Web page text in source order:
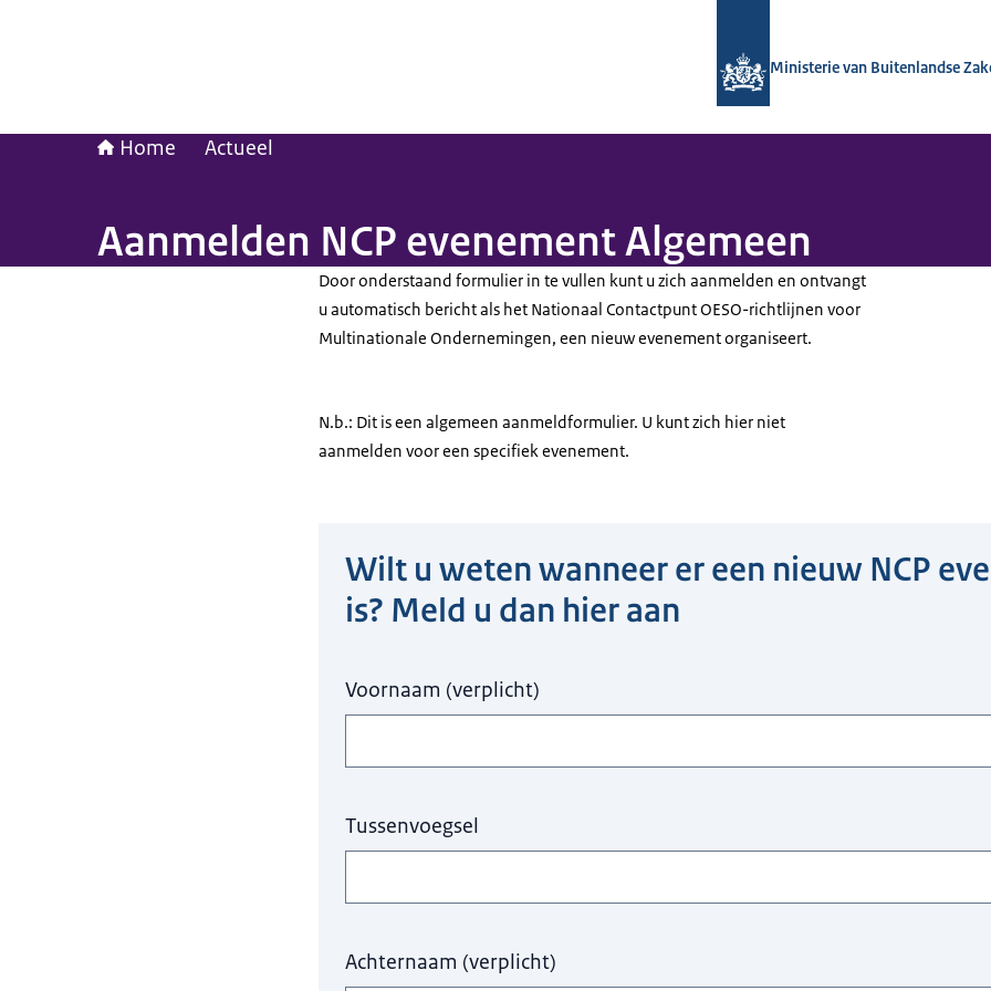
Ministerie van Buitenlandse
Home Actueel
Aanmelden NCP evenement Algemeen
Door onderstaand formulier in te vullen kunt u zich aanmelden en ontvangt
u automatisch bericht als het Nationaal Contactpunt OESO-richtlijnen voor
Multinationale Ondernemingen, een nieuw evenement organiseert.
N.b.: Dit is een algemeen aanmeldformulier. U kunt zich hier niet
aanmelden voor een specifiek evenement.
Wilt u weten wanneer er een nieuw NCP
is? Meld u dan hier aan
Voornaam (verplicht)
Tussenvoegsel
Achternaam (verplicht)
Hier niets invullen a.u.b.